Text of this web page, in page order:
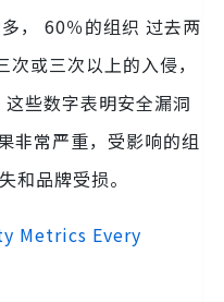
， 60％的组织 过去两
或三次以上的入侵，
些数字表明安全漏洞
非常严重，受影响的组
和品牌受损。
Metrics Every